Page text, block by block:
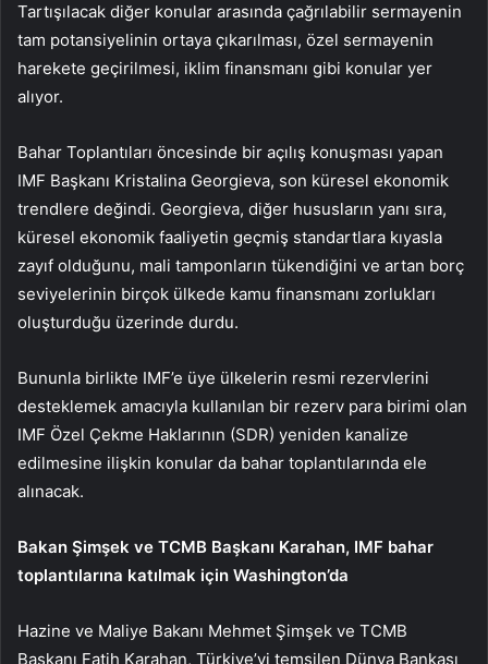
Tartışılacak diğer konular arasında çağrılabilir sermayenin
tam potansiyelinin ortaya çıkarılması, özel sermayenin
harekete geçirilmesi, iklim finansmanı gibi konular yer
alıyor.
Bahar Toplantıları öncesinde bir açılış konuşması yapan
IMF Başkanı Kristalina Georgieva, son küresel ekonomik
trendlere değindi. Georgieva, diğer hususların yanı sıra,
küresel ekonomik faaliyetin geçmiş standartlara kıyasla
zayıf olduğunu, mali tamponların tükendiğini ve artan borç
seviyelerinin birçok ülkede kamu finansmanı zorlukları
oluşturduğu üzerinde durdu.
Bununla birlikte IMF’e üye ülkelerin resmi rezervlerini
desteklemek amacıyla kullanılan bir rezerv para birimi olan
IMF Özel Çekme Haklarının (SDR) yeniden kanalize
edilmesine ilişkin konular da bahar toplantılarında ele
alınacak.
Bakan Şimşek ve TCMB Başkanı Karahan, IMF bahar
toplantılarına katılmak için Washington’da
Hazine ve Maliye Bakanı Mehmet Şimşek ve TCMB
Başkanı Fatih Karahan, Türkiye’yi temsilen Dünya Bankası